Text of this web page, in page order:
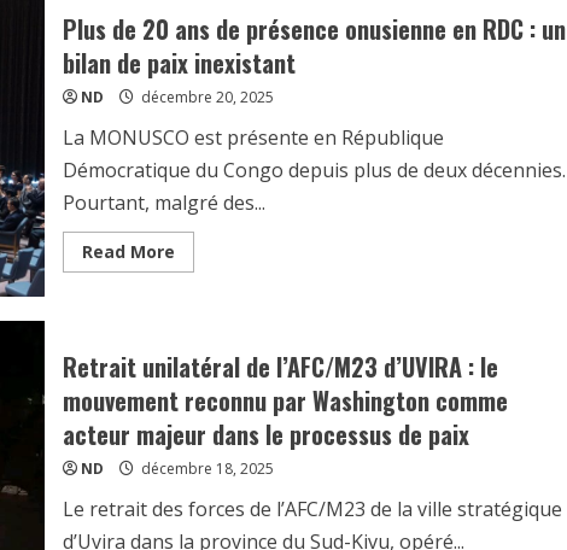
Plus de 20 ans de présence onusienne en RDC : un
bilan de paix inexistant
ND décembre 20, 2025
La MONUSCO est présente en République
Démocratique du Congo depuis plus de deux décennies.
Pourtant, malgré des...
Read More
Retrait unilatéral de l’AFC/M23 d’UVIRA : le
mouvement reconnu par Washington comme
acteur majeur dans le processus de paix
ND décembre 18, 2025
Le retrait des forces de l’AFC/M23 de la ville stratégique
d’Uvira dans la province du Sud-Kivu, opéré...